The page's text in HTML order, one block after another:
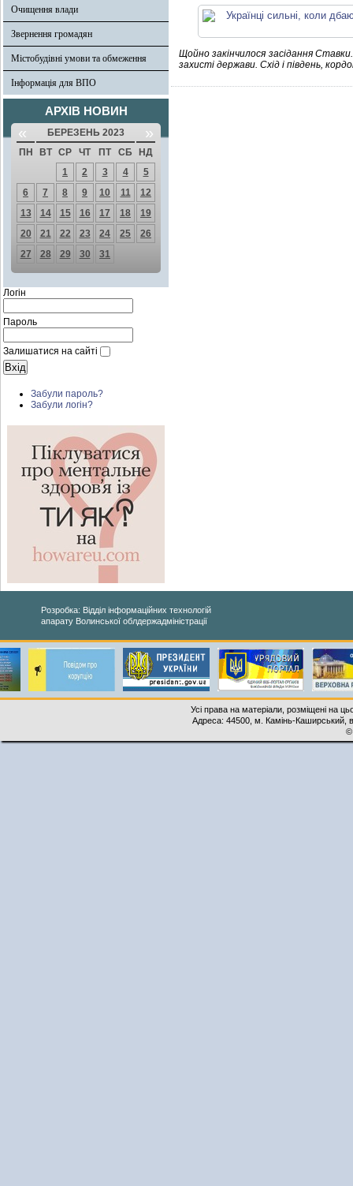
Очищення влади
Звернення громадян
Містобудівні умови та обмеження
Інформація для ВПО
АРХІВ НОВИН
« БЕРЕЗЕНЬ 2023 »
ПН ВТ СР ЧТ ПТ СБ
НД
1
2 3 4
5
6
7 8 9 10 11
12
13
14 15 16 17 18
19
20
21 22 23 24 25
26
27
28 29 30 31
Логін
Пароль
Залишатися на сайті
Забули пароль?
Забули логін?
Щойно закінчилося засідання
захисті держави. Схід і південь,
Розробка: Відділ інформаційних технологій
апарату Волинської облдержадміністрації
Усі права на матеріали, розміщені на
Адреса: 44500, м. Камінь-Каширський,
©